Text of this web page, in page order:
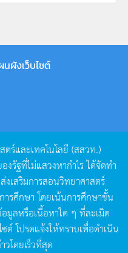
นผังเว็บไซต์
ร์และเทคโนโลยี (สสวท.)
งรัฐที่ไม่แสวงหากำไรได้จัดทำ
งเสริมการสอนวิทยาศาสตร์
ารศึกษา โดยเน้นการศึกษาขั้น
มูลหรือเนื้อหาใด ๆ ที่ละเมิด
ต์โปรดแจ้งให้ทราบเพื่อดำเนิน
โดยเร็วที่สุด